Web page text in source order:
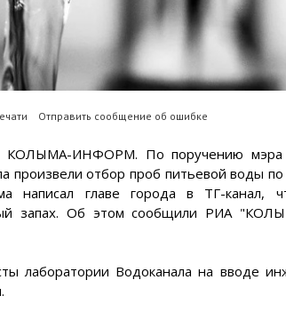
Отправить сообщение об ошибке
КОЛЫМА-ИНФОРМ. По поручению мэра
произвели отбор проб питьевой воды
написал главе города в ТГ-канал,
запах. Об этом сообщили РИА
лаборатории Водоканала на вводе